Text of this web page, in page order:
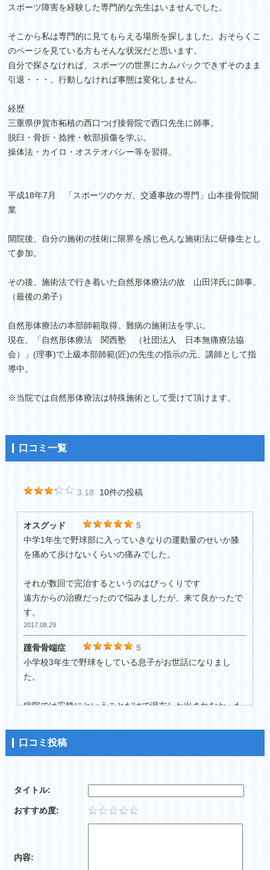
スポーツ障害を経験した専門的な先生はいませんでした。
そこから私は専門的に見てもらえる場所を探しました。おそらくこ
のページを見ている方もそんな状況だと思います。
自分で探さなければ、スポーツの世界にカムバックできずそのまま
引退・・・。行動しなければ事態は変化しません。
経歴
三重県伊賀市柘植の西口つげ接骨院で西口先生に師事。
脱臼・骨折・捻挫・軟部損傷を学ぶ。
操体法・カイロ・オステオパシー等を習得。
平成18年7月 「スポーツのケガ、交通事故の専門」山本接骨院開
業
開院後、自分の施術の技術に限界を感じ色んな施術法に研修生とし
て参加。
その後、施術法で行き着いた自然形体療法の故 山田洋氏に師事。
（最後の弟子）
自然形体療法の本部師範取得。難病の施術法を学ぶ。
現在、「自然形体療法 関西塾 （社団法人 日本無痛療法協
会）」(理事)で上級本部師範(匠)の先生の指示の元、講師として指
導中。
※当院では自然形体療法は特殊施術として受けて頂けます。
口コミ一覧
3.18 10件の投稿
オスグッド
5
中学1年生で野球部に入っていきなりの運動量のせいか膝
を痛めて歩けないくらいの痛みでした。
それが数回で完治するというのはびっくりです
遠方からの治療だったので悩みましたが、来て良かったで
す。
2017.08.29
踵骨骨端症
5
小学校3年生で野球をしている息子がお世話になりまし
た。
病院では安静にということだけで湿布しか出されなかった
5
子供が野球肩で他の整形外科で安静にして3か月かかると
口コミ投稿
タイトル:
おすすめ度:
内容: